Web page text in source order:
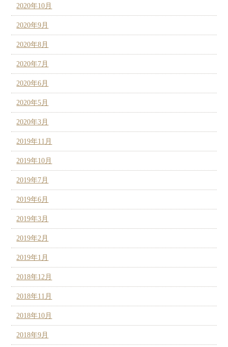
2020年10月
2020年9月
2020年8月
2020年7月
2020年6月
2020年5月
2020年3月
2019年11月
2019年10月
2019年7月
2019年6月
2019年3月
2019年2月
2019年1月
2018年12月
2018年11月
2018年10月
2018年9月